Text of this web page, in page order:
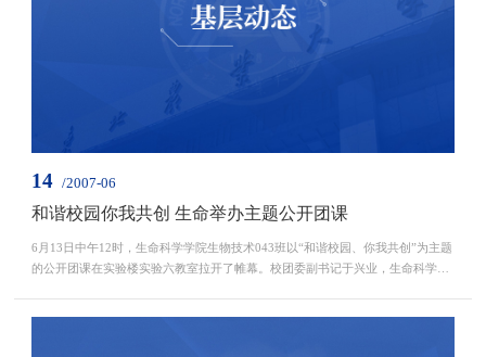
14 /2007-06
和谐校园你我共创 生命举办主题公开团课
6月13日中午12时，生命科学学院生物技术043班以“和谐校园、你我共创”为主题
的公开团课在实验楼实验六教室拉开了帷幕。校团委副书记于兴业，生命科学学